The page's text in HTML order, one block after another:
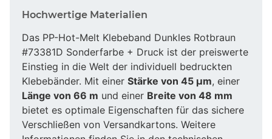
Hochwertige Materialien
Das PP-Hot-Melt Klebeband Dunkles Rotbraun
#73381D Sonderfarbe + Druck ist der preiswerte
Einstieg in die Welt der individuell bedruckten
Klebebänder. Mit einer Stärke von 45 µm, einer
Länge von 66 m und einer Breite von 48 mm
bietet es optimale Eigenschaften für das sichere
Verschließen von Versandkartons. Weitere